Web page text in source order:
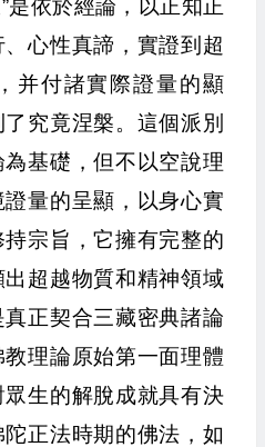
是依於經論，以正知正
心性真諦，實證到超
并付諸實際證量的顯
究竟涅槃。這個派別
基礎，但不以空說理
量的呈顯，以身心實
宗旨，它擁有完整的
超越物質和精神領域
正契合三藏密典諸論
理論原始第一面理體
生的解脫成就具有決
正法時期的佛法，如